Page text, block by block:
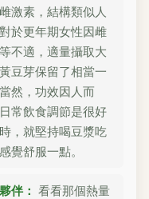
激素，結構類似人
於更年期女性因雌
不適，適量攝取大
豆芽保留了相當一
然，功效因人而
常飲食調節是很好
，就堅持喝豆漿吃
覺舒服一點。
伴： 看看那個熱量